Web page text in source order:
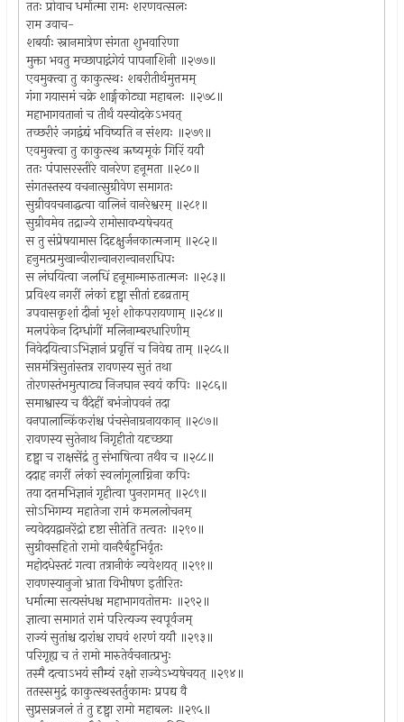
ततः प्रोवाच धर्मात्मा रामः शरणवत्सलः
राम उवाच-
शबर्याः स्नानमात्रेण संगता शुभवारिणा
मुक्ता भवतु मच्छापाद्गंगेयं पापनाशिनी ॥२७७॥
एवमुक्त्वा तु काकुत्स्थः शबरीतीर्थमुत्तमम्
गंगा गयासमं चक्रे शार्ङ्गकोट्या महाबलः ॥२७८॥
महाभागवतानां च तीर्थं यस्योदकेऽभवत्
तच्छरीरं जगद्वंद्यं भविष्यति न संशयः ॥२७९॥
एवमुक्त्वा तु काकुत्स्थ ऋष्यमूकं गिरिं ययौ
ततः पंपासरस्तीरे वानरेण हनूमता ॥२८०॥
संगतस्तस्य वचनात्सुग्रीवेण समागतः
सुग्रीववचनाद्धत्वा वालिनं वानरेश्वरम् ॥२८१॥
सुग्रीवमेव तद्राज्ये रामोसावभ्यषेचयत्
स तु संप्रेषयामास दिदृक्षुर्जनकात्मजाम् ॥२८२॥
हनुमत्प्रमुखान्वीरान्वानरान्वानराधिपः
स लंघयित्वा जलधिं हनूमान्मारुतात्मजः ॥२८३॥
प्रविश्य नगरीं लंकां दृष्ट्वा सीतां दृढव्रताम्
उपवासकृशां दीनां भृशं शोकपरायणाम् ॥२८४॥
मलपंकेन दिग्धांगीं मलिनाम्बरधारिणीम्
निवेदयित्वाऽभिज्ञानं प्रवृत्तिं च निवेद्य ताम् ॥२८५॥
सप्तमंत्रिसुतांस्तत्र रावणस्य सुतं तथा
तोरणस्तंभमुत्पाट्य निजघान स्वयं कपिः ॥२८६॥
समाश्वास्य च वैदेहीं बभंजोपवनं तदा
वनपालान्किंकरांश्च पंचसेनाग्रनायकान् ॥२८७॥
रावणस्य सुतेनाथ निगृहीतो यदृच्छया
दृष्ट्वा च राक्षसेंद्रं तु संभाषित्वा तथैव च ॥२८८॥
ददाह नगरीं लंकां स्वलांगूलाग्निना कपिः
तया दत्तमभिज्ञानं गृहीत्वा पुनरागमत् ॥२८९॥
सोऽभिगम्य महातेजा रामं कमललोचनम्
न्यवेदयद्वानरेंद्रो दृष्टा सीतेति तत्वतः ॥२९०॥
सुग्रीवसहितो रामो वानरैर्बहुभिर्वृतः
महोदधेस्तटं गत्वा तत्रानीकं न्यवेशयत् ॥२९१॥
रावणस्यानुजो भ्राता विभीषण इतीरितः
धर्मात्मा सत्यसंधश्च महाभागवतोत्तमः ॥२९२॥
ज्ञात्वा समागतं रामं परित्यज्य स्वपूर्वजम्
राज्यं सुतांश्च दारांश्च राघवं शरणं ययौ ॥२९३॥
परिगृह्य च तं रामो मारुतेर्वचनात्प्रभुः
तस्मै दत्वाऽभयं सौम्यं रक्षो राज्येऽभ्यषेचयत् ॥२९४॥
ततस्समुद्रं काकुत्स्थस्तर्तुकामः प्रपद्य वै
सुप्रसन्नजलं तं तु दृष्ट्वा रामो महाबलः ॥२९५॥